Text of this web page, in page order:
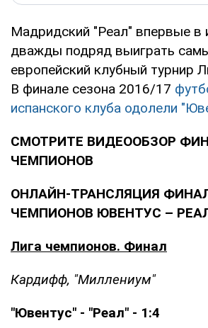
Мадридский "Реал" впервые в
дважды подряд выиграть
европейский клубный турнир
В финале сезона 2016/17
испанского клуба одолели
СМОТРИТЕ ВИДЕООБЗОР
ЧЕМПИОНОВ
ОНЛАЙН-ТРАНСЛЯЦИЯ
ЧЕМПИОНОВ ЮВЕНТУС –
Лига чемпионов. Финал
Кардифф, "Миллениум"
"Ювентус" - "Реал" - 1:4